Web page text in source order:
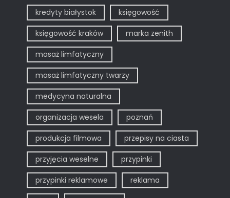
kredyty białystok księgowość
księgowość kraków marka zenith
masaż limfatyczny
masaż limfatyczny twarzy
medycyna naturalna
organizacja wesela poznań
produkcja filmowa przepisy na ciasta
przyjęcia weselne przypinki
przypinki reklamowe reklama